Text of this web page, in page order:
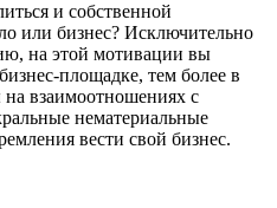
и собственной
или бизнес? Исключительно
на этой мотивации вы
площадке, тем более в
на взаимоотношениях с
нематериальные
вести свой бизнес.